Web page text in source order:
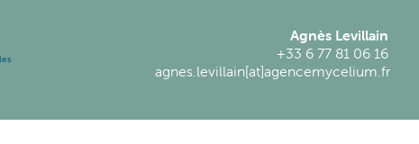
Agnès Levillain
+33 6 77 81 06 16
agnes.levillain[at]agencemycelium.fr